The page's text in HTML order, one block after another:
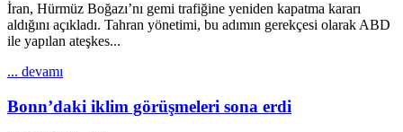
İran, Hürmüz Boğazı’nı gemi trafiğine yeniden kapatma kararı
aldığını açıkladı. Tahran yönetimi, bu adımın gerekçesi olarak ABD
ile yapılan ateşkes...
... devamı
Bonn’daki iklim görüşmeleri sona erdi